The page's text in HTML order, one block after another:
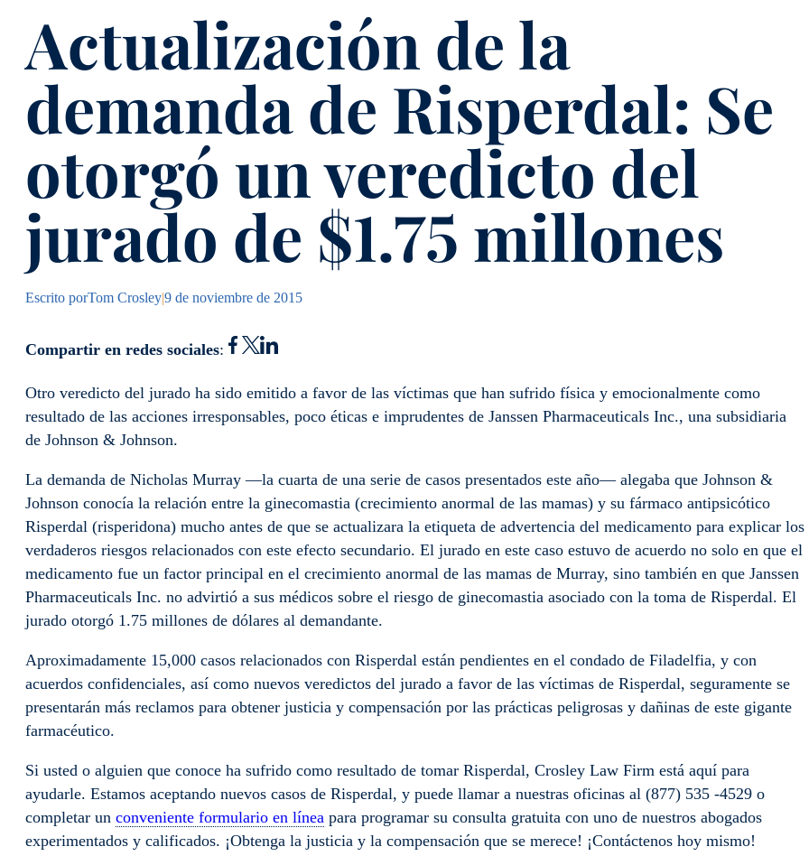
Actualización de la
demanda de Risperdal: Se
otorgó un veredicto del
jurado de $1.75 millones
Escrito porTom Crosley|9 de noviembre de 2015
Compartir en redes sociales:
Otro veredicto del jurado ha sido emitido a favor de las víctimas que han sufrido física y emocionalmente como
resultado de las acciones irresponsables, poco éticas e imprudentes de Janssen Pharmaceuticals Inc., una subsidiaria
de Johnson & Johnson.
La demanda de Nicholas Murray —la cuarta de una serie de casos presentados este año— alegaba que Johnson &
Johnson conocía la relación entre la ginecomastia (crecimiento anormal de las mamas) y su fármaco antipsicótico
Risperdal (risperidona) mucho antes de que se actualizara la etiqueta de advertencia del medicamento para explicar los
verdaderos riesgos relacionados con este efecto secundario. El jurado en este caso estuvo de acuerdo no solo en que el
medicamento fue un factor principal en el crecimiento anormal de las mamas de Murray, sino también en que Janssen
Pharmaceuticals Inc. no advirtió a sus médicos sobre el riesgo de ginecomastia asociado con la toma de Risperdal. El
jurado otorgó 1.75 millones de dólares al demandante.
Aproximadamente 15,000 casos relacionados con Risperdal están pendientes en el condado de Filadelfia, y con
acuerdos confidenciales, así como nuevos veredictos del jurado a favor de las víctimas de Risperdal, seguramente se
presentarán más reclamos para obtener justicia y compensación por las prácticas peligrosas y dañinas de este gigante
farmacéutico.
Si usted o alguien que conoce ha sufrido como resultado de tomar Risperdal, Crosley Law Firm está aquí para
ayudarle. Estamos aceptando nuevos casos de Risperdal, y puede llamar a nuestras oficinas al (877) 535 -4529 o
completar un conveniente formulario en línea para programar su consulta gratuita con uno de nuestros abogados
experimentados y calificados. ¡Obtenga la justicia y la compensación que se merece! ¡Contáctenos hoy mismo!